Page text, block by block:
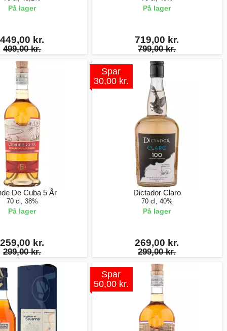
På lager
449,00 kr.
499,00 kr.
På lager
719,00 kr.
799,00 kr.
De Cuba 5 År
70 cl, 38%
På lager
259,00 kr.
299,00 kr.
Spar
30,00 kr.
Dictador Claro
70 cl, 40%
På lager
269,00 kr.
299,00 kr.
Spar
50,00 kr.